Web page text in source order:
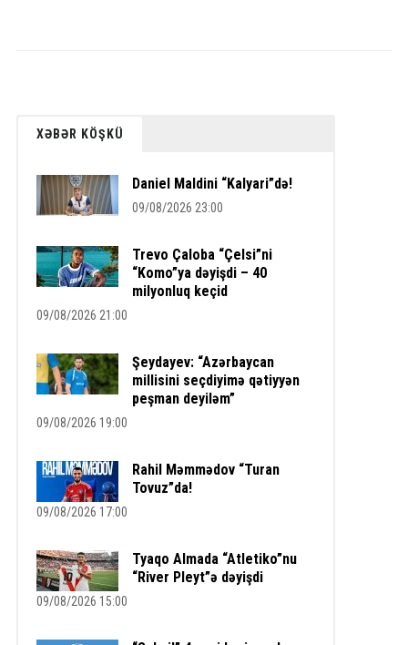
XƏBƏR KÖŞKÜ
Daniel Maldini “Kalyari”də!
09/08/2026 23:00
Trevo Çaloba “Çelsi”ni
“Komo”ya dəyişdi – 40
milyonluq keçid
09/08/2026 21:00
Şeydayev: “Azərbaycan
millisini seçdiyimə qətiyyən
peşman deyiləm”
09/08/2026 19:00
Rahil Məmmədov “Turan
Tovuz”da!
09/08/2026 17:00
Tyaqo Almada “Atletiko”nu
“River Pleyt”ə dəyişdi
09/08/2026 15:00